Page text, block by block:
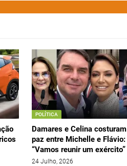
POLÍTICA
Damares e Celina costuram
paz entre Michelle e Flávio:
“Vamos reunir um exército”
24 Julho, 2026